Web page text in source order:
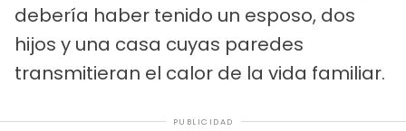
debería haber tenido un esposo, dos
hijos y una casa cuyas paredes
transmitieran el calor de la vida familiar.
PUBLICIDAD